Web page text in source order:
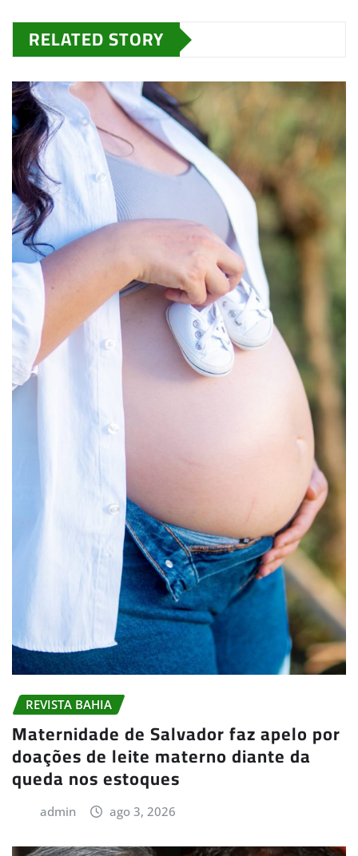
RELATED STORY
REVISTA BAHIA
Maternidade de Salvador faz apelo por
doações de leite materno diante da
queda nos estoques
admin ago 3, 2026